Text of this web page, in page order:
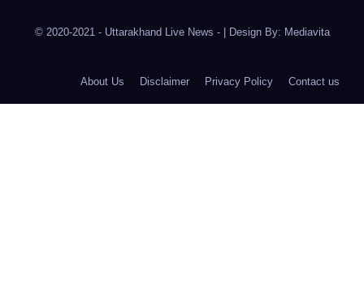
© 2020-2021 - Uttarakhand Live News - Design By: Mediavita
About Us Disclaimer Privacy Policy Contact us